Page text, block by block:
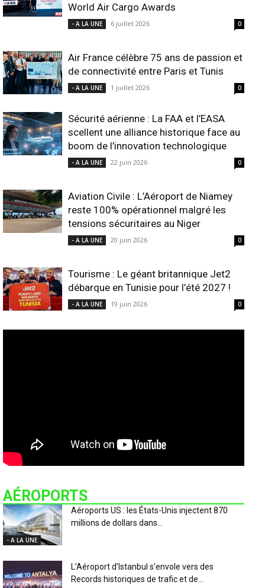
World Air Cargo Awards
- A LA UNE 6 juillet 2026 0
Air France célèbre 75 ans de passion et
de connectivité entre Paris et Tunis
- A LA UNE 1 juillet 2026 0
Sécurité aérienne : La FAA et l’EASA
scellent une alliance historique face au
boom de l’innovation technologique
- A LA UNE 22 juin 2026 0
Aviation Civile : L’Aéroport de Niamey
reste 100% opérationnel malgré les
tensions sécuritaires au Niger
- A LA UNE 20 juin 2026 0
Tourisme : Le géant britannique Jet2
débarque en Tunisie pour l’été 2027 !
- A LA UNE 19 juin 2026 0
AÉROPORTS
- A LA UNE
Aéroports US : les États-Unis injectent 870
millions de dollars dans...
L’Aéroport d’Istanbul s’envole vers des
Records historiques de trafic et de...